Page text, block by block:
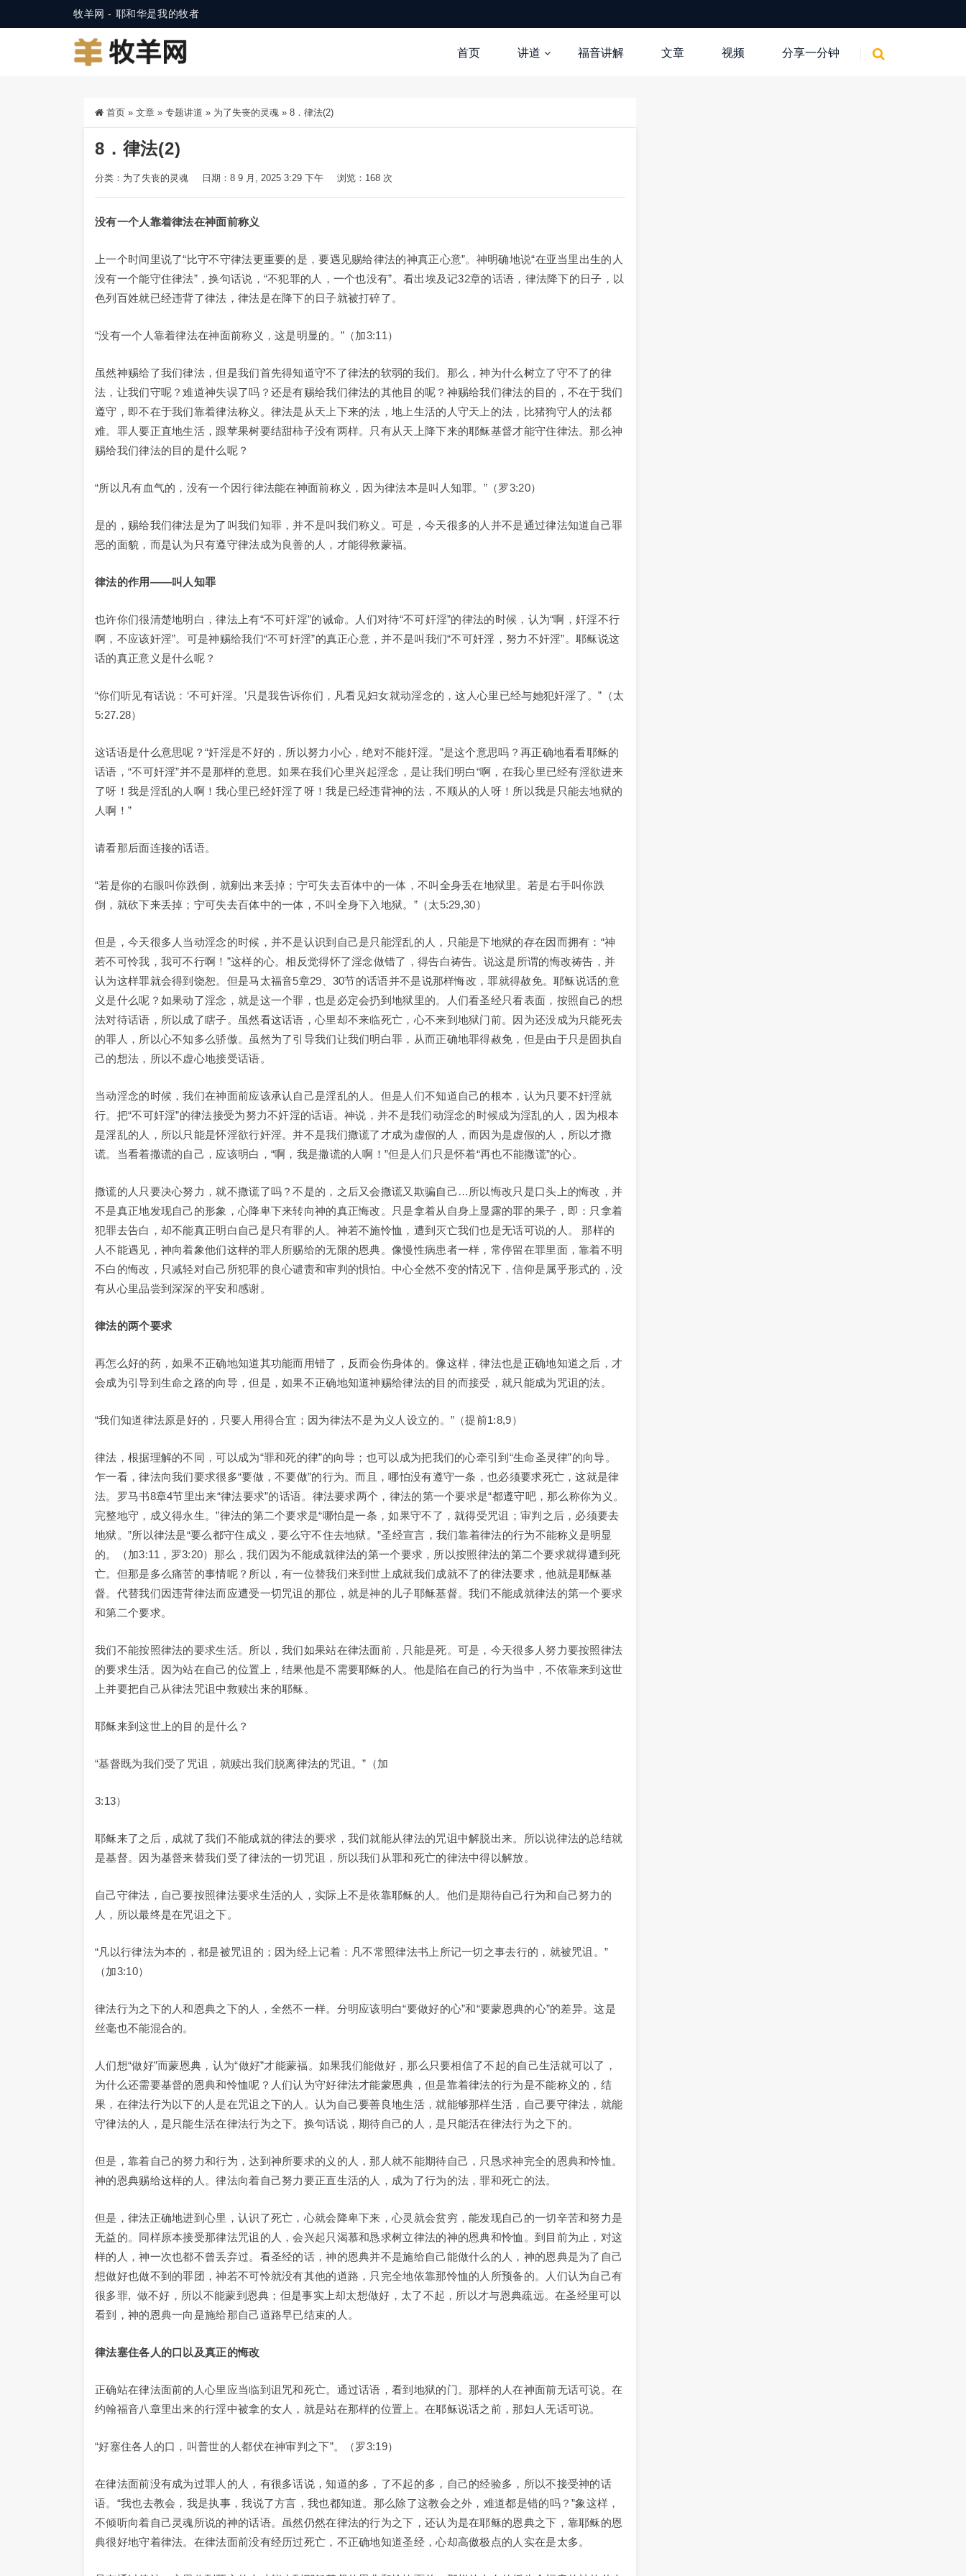
牧羊网 - 耶和华是我的牧者
首页 讲道 福音讲解 文章 视频 分享一分钟
首页 » 文章 » 专题讲道 » 为了失丧的灵魂 » 8．律法(2)
8．律法(2)
分类： 为了失丧的灵魂 日期：8 9 月, 2025 3:29 下午 浏览：168 次
没有一个人靠着律法在神面前称义
上一个时间里说了“比守不守律法更重要的是，要遇见赐给律法的神真正心意”。神明确地说“在亚当里出生的人
没有一个能守住律法”，换句话说，“不犯罪的人，一个也没有”。看出埃及记32章的话语，律法降下的日子，以
色列百姓就已经违背了律法，律法是在降下的日子就被打碎了。
“没有一个人靠着律法在神面前称义，这是明显的。”（加3:11）
虽然神赐给了我们律法，但是我们首先得知道守不了律法的软弱的我们。那么，神为什么树立了守不了的律
法，让我们守呢？难道神失误了吗？还是有赐给我们律法的其他目的呢？神赐给我们律法的目的，不在于我们
遵守，即不在于我们靠着律法称义。律法是从天上下来的法，地上生活的人守天上的法，比猪狗守人的法都
难。罪人要正直地生活，跟苹果树要结甜柿子没有两样。只有从天上降下来的耶稣基督才能守住律法。那么神
赐给我们律法的目的是什么呢？
“所以凡有血气的，没有一个因行律法能在神面前称义，因为律法本是叫人知罪。”（罗3:20）
是的，赐给我们律法是为了叫我们知罪，并不是叫我们称义。可是，今天很多的人并不是通过律法知道自己罪
恶的面貌，而是认为只有遵守律法成为良善的人，才能得救蒙福。
律法的作用――叫人知罪
也许你们很清楚地明白，律法上有“不可奸淫”的诫命。人们对待“不可奸淫”的律法的时候，认为“啊，奸淫不行
啊，不应该奸淫”。可是神赐给我们“不可奸淫”的真正心意，并不是叫我们“不可奸淫，努力不奸淫”。耶稣说这
话的真正意义是什么呢？
“你们听见有话说：‘不可奸淫。’只是我告诉你们，凡看见妇女就动淫念的，这人心里已经与她犯奸淫了。”（太
5:27.28）
这话语是什么意思呢？“奸淫是不好的，所以努力小心，绝对不能奸淫。”是这个意思吗？再正确地看看耶稣的
话语，“不可奸淫”并不是那样的意思。如果在我们心里兴起淫念，是让我们明白“啊，在我心里已经有淫欲进来
了呀！我是淫乱的人啊！我心里已经奸淫了呀！我是已经违背神的法，不顺从的人呀！所以我是只能去地狱的
人啊！”
请看那后面连接的话语。
“若是你的右眼叫你跌倒，就剜出来丢掉；宁可失去百体中的一体，不叫全身丢在地狱里。若是右手叫你跌
倒，就砍下来丢掉；宁可失去百体中的一体，不叫全身下入地狱。”（太5:29,30）
但是，今天很多人当动淫念的时候，并不是认识到自己是只能淫乱的人，只能是下地狱的存在因而拥有：“神
若不可怜我，我可不行啊！”这样的心。相反觉得怀了淫念做错了，得告白祷告。说这是所谓的悔改祷告，并
认为这样罪就会得到饶恕。但是马太福音5章29、30节的话语并不是说那样悔改，罪就得赦免。耶稣说话的意
义是什么呢？如果动了淫念，就是这一个罪，也是必定会扔到地狱里的。人们看圣经只看表面，按照自己的想
法对待话语，所以成了瞎子。虽然看这话语，心里却不来临死亡，心不来到地狱门前。因为还没成为只能死去
的罪人，所以心不知多么骄傲。虽然为了引导我们让我们明白罪，从而正确地罪得赦免，但是由于只是固执自
己的想法，所以不虚心地接受话语。
当动淫念的时候，我们在神面前应该承认自己是淫乱的人。但是人们不知道自己的根本，认为只要不奸淫就
行。把“不可奸淫”的律法接受为努力不奸淫的话语。神说，并不是我们动淫念的时候成为淫乱的人，因为根本
是淫乱的人，所以只能是怀淫欲行奸淫。并不是我们撒谎了才成为虚假的人，而因为是虚假的人，所以才撒
谎。当看着撒谎的自己，应该明白，“啊，我是撒谎的人啊！”但是人们只是怀着“再也不能撒谎”的心。
撒谎的人只要决心努力，就不撒谎了吗？不是的，之后又会撒谎又欺骗自己…所以悔改只是口头上的悔改，并
不是真正地发现自己的形象，心降卑下来转向神的真正悔改。只是拿着从自身上显露的罪的果子，即：只拿着
犯罪去告白，却不能真正明白自己是只有罪的人。神若不施怜恤，遭到灭亡我们也是无话可说的人。 那样的
人不能遇见，神向着象他们这样的罪人所赐给的无限的恩典。像慢性病患者一样，常停留在罪里面，靠着不明
不白的悔改，只减轻对自己所犯罪的良心谴责和审判的惧怕。中心全然不变的情况下，信仰是属乎形式的，没
有从心里品尝到深深的平安和感谢。
律法的两个要求
再怎么好的药，如果不正确地知道其功能而用错了，反而会伤身体的。像这样，律法也是正确地知道之后，才
会成为引导到生命之路的向导，但是，如果不正确地知道神赐给律法的目的而接受，就只能成为咒诅的法。
“我们知道律法原是好的，只要人用得合宜；因为律法不是为义人设立的。”（提前1:8,9）
律法，根据理解的不同，可以成为“罪和死的律”的向导；也可以成为把我们的心牵引到“生命圣灵律”的向导。
乍一看，律法向我们要求很多“要做，不要做”的行为。而且，哪怕没有遵守一条，也必须要求死亡，这就是律
法。罗马书8章4节里出来“律法要求”的话语。律法要求两个，律法的第一个要求是“都遵守吧，那么称你为义。
完整地守，成义得永生。”律法的第二个要求是“哪怕是一条，如果守不了，就得受咒诅；审判之后，必须要去
地狱。”所以律法是“要么都守住成义，要么守不住去地狱。”圣经宣言，我们靠着律法的行为不能称义是明显
的。（加3:11，罗3:20）那么，我们因为不能成就律法的第一个要求，所以按照律法的第二个要求就得遭到死
亡。但那是多么痛苦的事情呢？所以，有一位替我们来到世上成就我们成就不了的律法要求，他就是耶稣基
督。代替我们因违背律法而应遭受一切咒诅的那位，就是神的儿子耶稣基督。我们不能成就律法的第一个要求
和第二个要求。
我们不能按照律法的要求生活。所以，我们如果站在律法面前，只能是死。可是，今天很多人努力要按照律法
的要求生活。因为站在自己的位置上，结果他是不需要耶稣的人。他是陷在自己的行为当中，不依靠来到这世
上并要把自己从律法咒诅中救赎出来的耶稣。
耶稣来到这世上的目的是什么？
“基督既为我们受了咒诅，就赎出我们脱离律法的咒诅。”（加
3:13）
耶稣来了之后，成就了我们不能成就的律法的要求，我们就能从律法的咒诅中解脱出来。所以说律法的总结就
是基督。因为基督来替我们受了律法的一切咒诅，所以我们从罪和死亡的律法中得以解放。
自己守律法，自己要按照律法要求生活的人，实际上不是依靠耶稣的人。他们是期待自己行为和自己努力的
人，所以最终是在咒诅之下。
“凡以行律法为本的，都是被咒诅的；因为经上记着：凡不常照律法书上所记一切之事去行的，就被咒诅。”
（加3:10）
律法行为之下的人和恩典之下的人，全然不一样。分明应该明白“要做好的心”和“要蒙恩典的心”的差异。这是
丝毫也不能混合的。
人们想“做好”而蒙恩典，认为“做好”才能蒙福。如果我们能做好，那么只要相信了不起的自己生活就可以了，
为什么还需要基督的恩典和怜恤呢？人们认为守好律法才能蒙恩典，但是靠着律法的行为是不能称义的，结
果，在律法行为以下的人是在咒诅之下的人。认为自己要善良地生活，就能够那样生活，自己要守律法，就能
守律法的人，是只能生活在律法行为之下。换句话说，期待自己的人，是只能活在律法行为之下的。
但是，靠着自己的努力和行为，达到神所要求的义的人，那人就不能期待自己，只恳求神完全的恩典和怜恤。
神的恩典赐给这样的人。律法向着自己努力要正直生活的人，成为了行为的法，罪和死亡的法。
但是，律法正确地进到心里，认识了死亡，心就会降卑下来，心灵就会贫穷，能发现自己的一切辛苦和努力是
无益的。同样原本接受那律法咒诅的人，会兴起只渴慕和恳求树立律法的神的恩典和怜恤。到目前为止，对这
样的人，神一次也都不曾丢弃过。看圣经的话，神的恩典并不是施给自己能做什么的人，神的恩典是为了自己
想做好也做不到的罪团，神若不可怜就没有其他的道路，只完全地依靠那怜恤的人所预备的。人们认为自己有
很多罪, 做不好，所以不能蒙到恩典；但是事实上却太想做好，太了不起，所以才与恩典疏远。在圣经里可以
看到，神的恩典一向是施给那自己道路早已结束的人。
律法塞住各人的口以及真正的悔改
正确站在律法面前的人心里应当临到诅咒和死亡。通过话语，看到地狱的门。那样的人在神面前无话可说。在
约翰福音八章里出来的行淫中被拿的女人，就是站在那样的位置上。在耶稣说话之前，那妇人无话可说。
“好塞住各人的口，叫普世的人都伏在神审判之下”。（罗3:19）
在律法面前没有成为过罪人的人，有很多话说，知道的多，了不起的多，自己的经验多，所以不接受神的话
语。“我也去教会，我是执事，我说了方言，我也都知道。那么除了这教会之外，难道都是错的吗？”象这样，
不倾听向着自己灵魂所说的神的话语。虽然仍然在律法的行为之下，还认为是在耶稣的恩典之下，靠耶稣的恩
典很好地守着律法。在律法面前没有经历过死亡，不正确地知道圣经，心却高傲极点的人实在是太多。